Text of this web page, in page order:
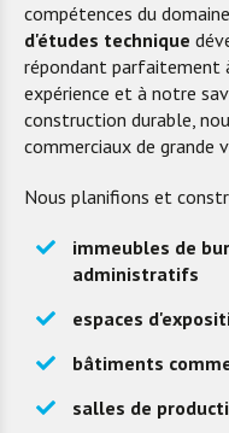
compétences du
d'études technique
répondant parfaitement
expérience et à notre
construction durable,
commerciaux de grande
Nous planifions et
immeubles de
administratifs
espaces
bâtiments
salles de